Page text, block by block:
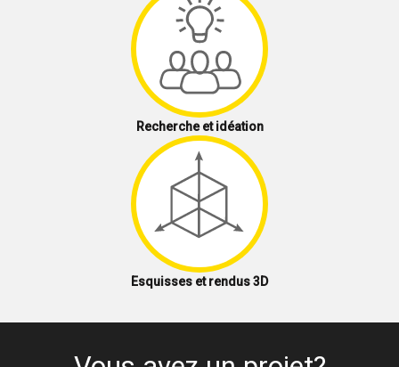
Recherche et idéation